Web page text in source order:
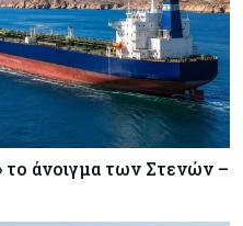
το άνοιγμα των Στενών –